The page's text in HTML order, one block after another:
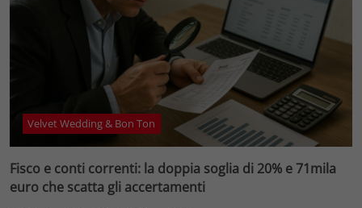
Velvet Wedding & Bon Ton
Fisco e conti correnti: la doppia soglia di 20% e 71mila
euro che scatta gli accertamenti